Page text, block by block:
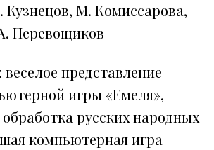
М. Комиссарова,
Перевощиков
представление
игры «Емеля»,
русских народных
компьютерная игра